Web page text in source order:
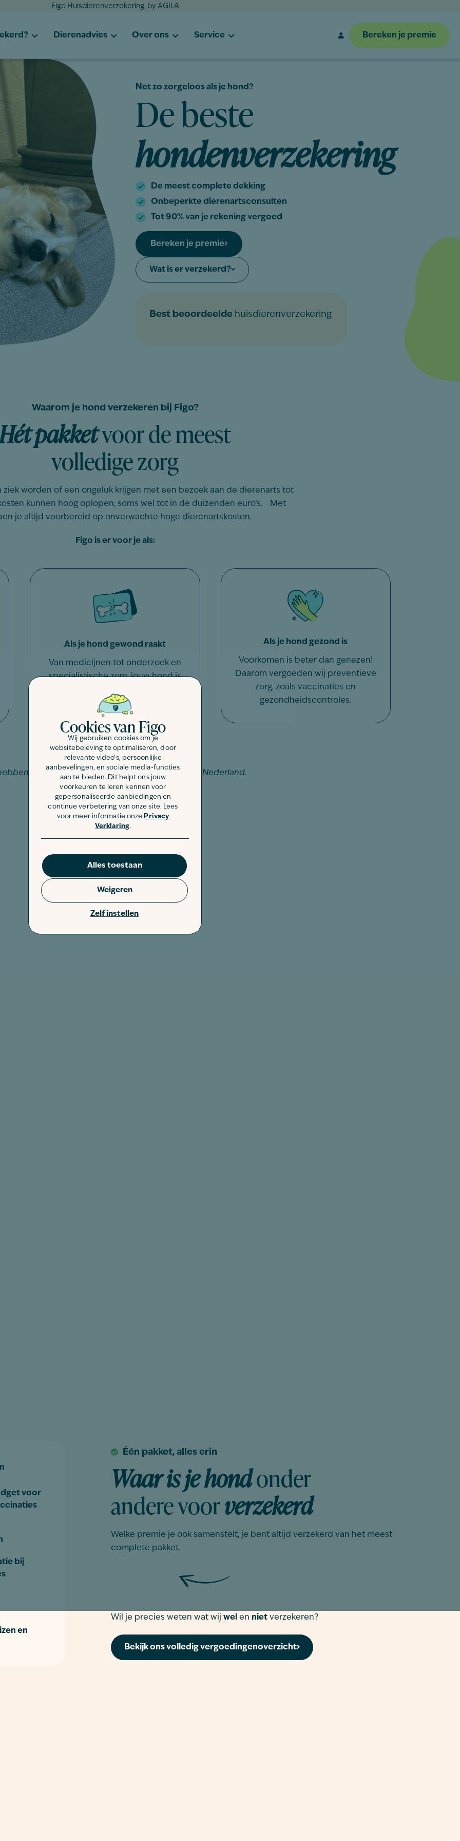
Cookies van Figo
Wij gebruiken cookies om je
websitebeleving te optimaliseren, door
relevante video's, persoonlijke
aanbevelingen, en sociale media-functies
aan te bieden. Dit helpt ons jouw
voorkeuren te leren kennen voor
gepersonaliseerde aanbiedingen en
continue verbetering van onze site. Lees
voor meer informatie onze Privacy
Verklaring.
Alles toestaan
Zelf instellen
Weigeren
Figo Huisdierenverzekering, by AGILA
Dierenadvies Over ons Service Bereken je premie
Net zo zorgeloos als je hond?
De beste
hondenverzekering
De meest complete dekking
Onbeperkte dierenartsconsulten
Tot 90% van je rekening vergoed
Bereken je premie
Wat is er verzekerd?
Best beoordeelde huisdierenverzekering
Waarom je hond verzekeren bij Figo?
pakketvoor de meest
volledige zorg
ziek worden of een ongeluk krijgen met een bezoek aan de dierenarts tot
kunnen hoog oplopen, soms wel tot in de duizenden euro’s. Met
je altijd voorbereid op onverwachte hoge dierenartskosten.
Figo is er voor je als:
Als je hond gewond raakt
Van medicijnen tot onderzoek en
specialistische zorg, jouw hond is
Als je hond gezond is
Voorkomen is beter dan genezen!
Daarom vergoeden wij preventieve
zorg, zoals vaccinaties en
gezondheidscontroles.
Wil je Figo vergelijken?
standaard het meest complete pakket van Nederland.
Ontdek het zelf en vergelijk hier!
voor
bij
en
Één pakket, alles erin
Waar is je hondonder
andere voorverzekerd
Welke premie je ook samenstelt, je bent altijd verzekerd van het meest
complete pakket.
Wil je precies weten wat wij wel en niet verzekeren?
Bekijk ons volledig vergoedingenoverzicht